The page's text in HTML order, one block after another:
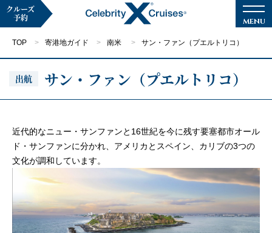
クルーズ検索
キャンペーン・特集
クルーズの楽しみ方
クルーズ
予約
TOP 寄港地ガイド 南米 サン・ファン（プエルトリコ）
出航 サン・ファン（プエルトリコ）
近代的なニュー・サンファンと16世紀を今に残す要塞都市オール
ド・サンファンに分かれ、アメリカとスペイン、カリブの3つの
文化が調和しています。